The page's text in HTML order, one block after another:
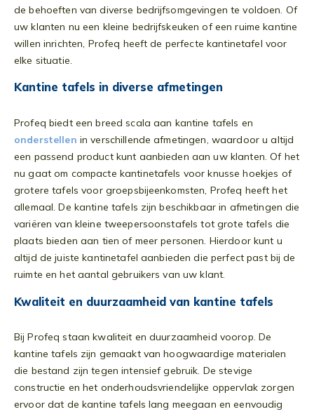
de behoeften van diverse bedrijfsomgevingen te voldoen. Of
uw klanten nu een kleine bedrijfskeuken of een ruime kantine
willen inrichten, Profeq heeft de perfecte kantinetafel voor
elke situatie.
Kantine tafels in diverse afmetingen
Profeq biedt een breed scala aan kantine tafels en
onderstellen in verschillende afmetingen, waardoor u altijd
een passend product kunt aanbieden aan uw klanten. Of het
nu gaat om compacte kantinetafels voor knusse hoekjes of
grotere tafels voor groepsbijeenkomsten, Profeq heeft het
allemaal. De kantine tafels zijn beschikbaar in afmetingen die
variëren van kleine tweepersoonstafels tot grote tafels die
plaats bieden aan tien of meer personen. Hierdoor kunt u
altijd de juiste kantinetafel aanbieden die perfect past bij de
ruimte en het aantal gebruikers van uw klant.
Kwaliteit en duurzaamheid van kantine tafels
Bij Profeq staan kwaliteit en duurzaamheid voorop. De
kantine tafels zijn gemaakt van hoogwaardige materialen
die bestand zijn tegen intensief gebruik. De stevige
constructie en het onderhoudsvriendelijke oppervlak zorgen
ervoor dat de kantine tafels lang meegaan en eenvoudig